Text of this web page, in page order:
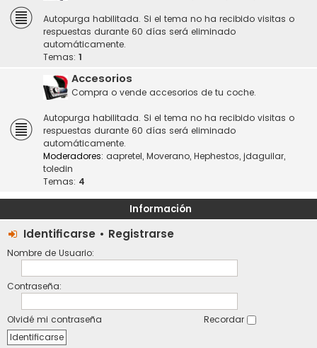
Autopurga habilitada. Si el tema no ha recibido visitas o
respuestas durante 60 días será eliminado
automáticamente.
Temas: 1
Accesorios
Compra o vende accesorios de tu coche.
Autopurga habilitada. Si el tema no ha recibido visitas o
respuestas durante 60 días será eliminado
automáticamente.
Moderadores: aapretel, Moverano, Hephestos, jdaguilar,
toledin
Temas: 4
Información
Identificarse • Registrarse
Nombre de Usuario:
Contraseña:
Olvidé mi contraseña Recordar